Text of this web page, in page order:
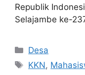
Republik
Selajambe ke-
Kategori
Desa
Tag
KKN,